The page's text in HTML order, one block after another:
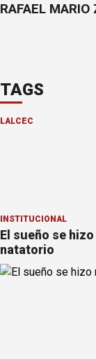
RAFAEL
TAGS
LALCEC
INSTITUCIONAL
El sueño se
natatorio